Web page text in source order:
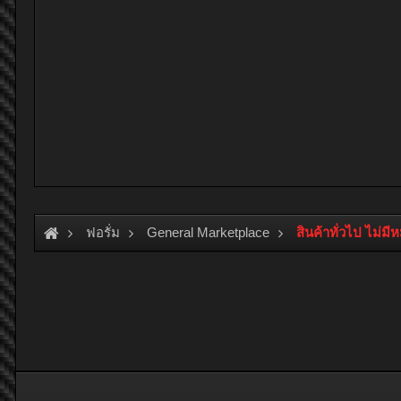
ฟอรั่ม General Marketplace สินค้าทั่วไป ไม่มี